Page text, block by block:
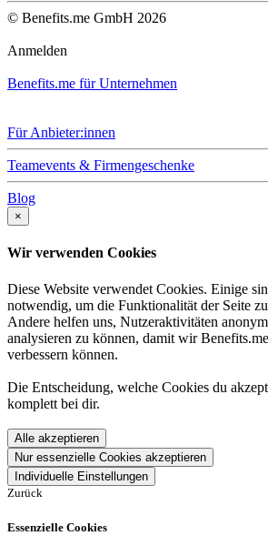
© Benefits.me GmbH 2026
Anmelden
Benefits.me für Unternehmen
Für Anbieter:innen
Teamevents & Firmengeschenke
Blog
×
Wir verwenden Cookies
Diese Website verwendet Cookies. Einige
notwendig, um die Funktionalität der Seite
Andere helfen uns, Nutzeraktivitäten
analysieren zu können, damit wir
verbessern können.
Die Entscheidung, welche Cookies du
komplett bei dir.
Alle akzeptieren
Nur essenzielle Cookies akzeptieren
Individuelle Einstellungen
Zurück
Essenzielle Cookies